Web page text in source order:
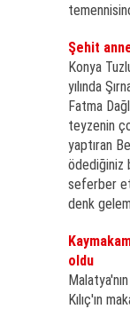
Şehit
Konya
yılında
Fatma
teyzenin
yaptıran
ödediğiniz
seferber
denk
oldu
Kılıç'ın